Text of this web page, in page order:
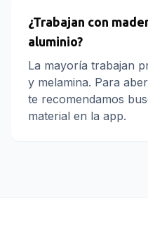
¿Trabajan con
aluminio?
La mayoría trabajan
y melamina. Para
te recomendamos
material en la app.